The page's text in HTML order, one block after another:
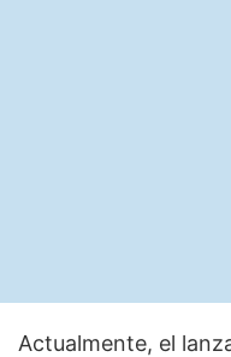
Actualmente, el